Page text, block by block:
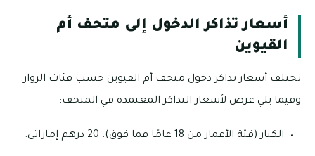
أسعار تذاكر الدخول إلى متحف أم
القيوين
تختلف أسعار تذاكر دخول متحف أم القيوين حسب فئات الزوار.
وفيما يلي عرض لأسعار التذاكر المعتمدة في المتحف:
الكبار (فئة الأعمار من 18 عامًا فما فوق): 20 درهم إماراتي.